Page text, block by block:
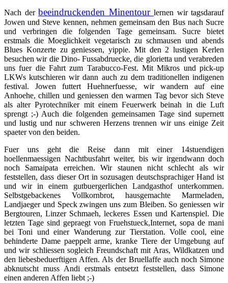
Nach der beeindruckenden Minentour lernen wir tagsdarauf
Jowen und Steve kennen, nehmen gemeinsam den Bus nach Sucre
und verbringen die folgenden Tage gemeinsam. Sucre bietet
erstmals die Moeglichkeit vegetarisch zu schmausen und abends
Blues Konzerte zu geniessen, yippie. Mit den 2 lustigen Kerlen
besuchen wir die Dino- Fussabdruecke, die glorietta und verabreden
uns fuer die Fahrt zum Tarabucco-Fest. Mit Mikros und pick-up
LKWs kutschieren wir dann auch zu dem traditionellen indigenen
festival. Jowen futtert Huehnerfuesse, wir wandern auf eine
Anhoehe, chillen und geniessen den warmen Tag bevor sich Steve
als alter Pyrotechniker mit einem Feuerwerk beinah in die Luft
sprengt ;-) Auch die folgenden gemeinsamen Tage sind supernett
und lustig und nur schweren Herzens trennen wir uns einige Zeit
spaeter von den beiden.
Fuer uns geht die Reise dann mit einer 14stuendigen
hoellenmaessigen Nachtbusfahrt weiter, bis wir irgendwann doch
noch Samaipata erreichen. Wir staunen nicht schlecht als wir
feststellen, dass dieser Ort in sozusagen deutschsprachiger Hand ist
und wir in einem gutbuergerlichen Landgasthof unterkommen.
Selbstgebackenes Vollkornbrot, hausgemachte Marmeladen,
Landjaeger und Speck zwingen uns zum Bleiben. So geniessen wir
Bergtouren, Linzer Schmaeh, leckeres Essen und Kartenspiel. Die
letzten Tage sind gepraegt von Fruehstueck,Internet, sopa de mani
bei Toni und einer Wanderung zur Tierstation. Volle cool, eine
behinderte Dame paeppelt arme, kranke Tiere der Umgebung auf
und wir schliessen sogleich Freundschaft mit Aras, Wildkatzen und
den liebesbeduerftigen Affen. Als der Bruellaffe auch noch Simone
abknutscht muss Andi erstmals entsetzt feststellen, dass Simone
einen anderen Affen liebt ;-)